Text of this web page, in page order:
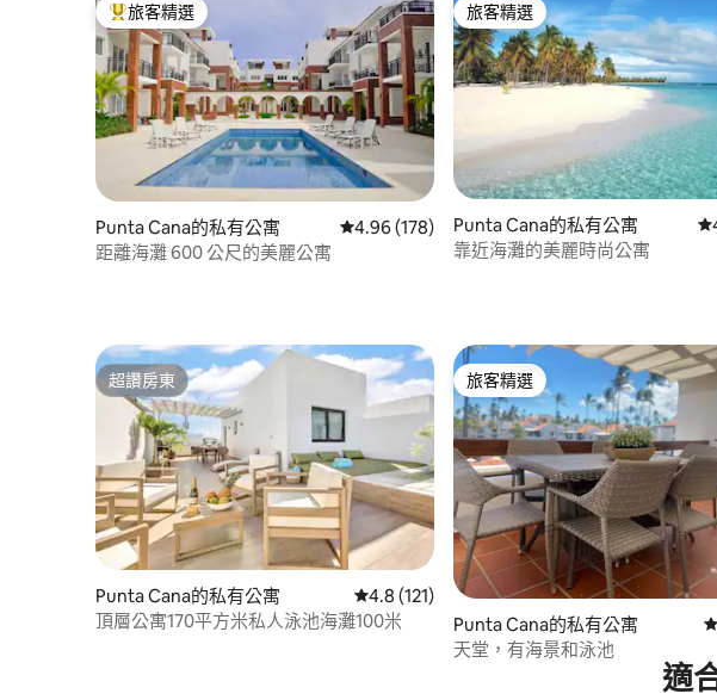
旅客精選榜首
旅客精選
Punta Cana的私有公寓 從 178 則評價中獲得 4.96 的平均評分（滿分 5
4.96 (178)
距離海灘 600 公尺的美麗公寓
旅客精選
旅客精選
Punta Cana的私有公寓
靠近海灘的美麗時尚公寓
超讚房東
超讚房東
Punta Cana的私有公寓 從 121 則評價中獲得 4.8 的平均評分（滿分 5
4.8 (121)
頂層公寓170平方米私人泳池海灘100米
旅客精選
旅客精選
Punta Cana的私有公寓
天堂，有海景和泳池
適